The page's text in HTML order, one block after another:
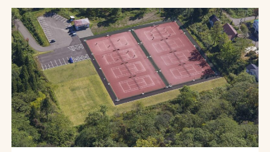
ソーシャルメディアポリシー
InstagramFacebookYouTube
文字の見えづらさや操作にお困りの方へ